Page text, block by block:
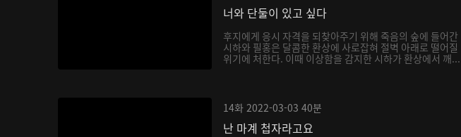
너와 단둘이 있고 싶다
후지에게 응시 자격을 되찾아주기 위해 죽음의 숲에 들어간
시하와 필홍은 달콤한 환상에 사로잡혀 절벽 아래로 떨어질
위기에 처한다. 이때 이상함을 감지한 시하가 환상에서 깨...
14화 2022-03-03 40분
난 마계 첩자라고요